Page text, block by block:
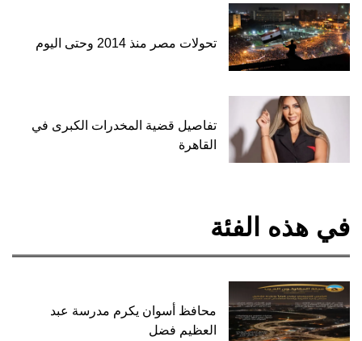
تحولات مصر منذ 2014 وحتى اليوم
تفاصيل قضية المخدرات الكبرى في
القاهرة
في هذه الفئة
محافظ أسوان يكرم مدرسة عبد
العظيم فضل